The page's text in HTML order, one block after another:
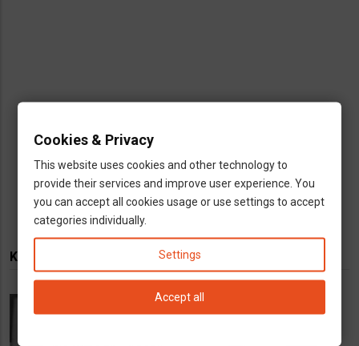
KAPCSOLÓDÓ TARTALMAK
Cookies & Privacy
This website uses cookies and other technology to
provide their services and improve user experience. You
you can accept all cookies usage or use settings to accept
categories individually.
Settings
Accept all